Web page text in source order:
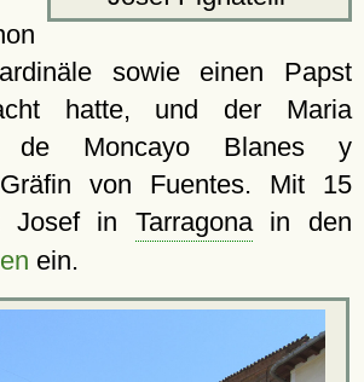
sowie einen Papst
hatte, und der Maria
de Moncayo Blanes y
von Fuentes. Mit 15
Josef in Tarragonain den
ein.